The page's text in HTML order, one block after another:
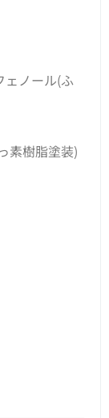
ェノール(ふ
素樹脂塗装)